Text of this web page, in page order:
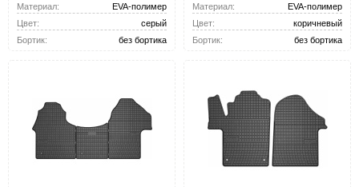
Материал:
EVA-полимер
Цвет:
серый
Бортик:
без бортика
Материал:
EVA-полимер
Цвет:
коричневый
Бортик:
без бортика